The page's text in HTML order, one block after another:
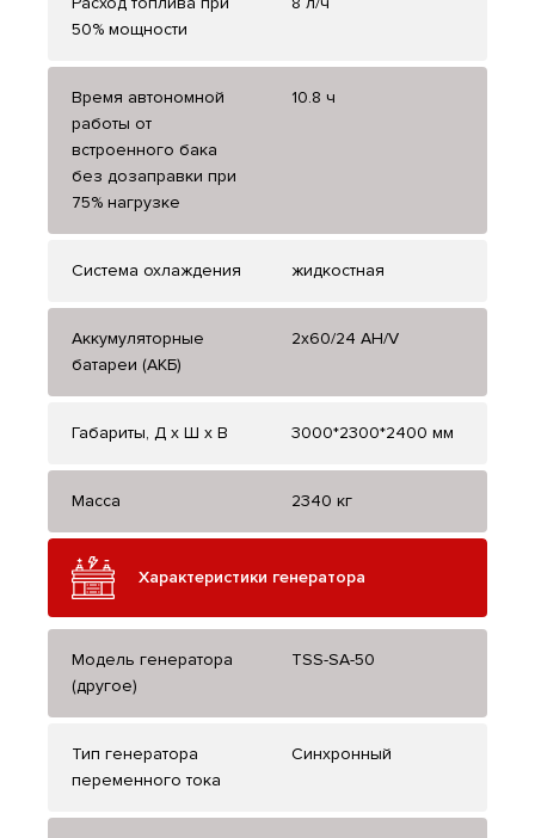
50% мощности
Время автономной
работы от
встроенного бака
без дозаправки при
75% нагрузке
10.8 ч
Система охлаждения жидкостная
Аккумуляторные
батареи (АКБ)
2х60/24 AH/V
Габариты, Д x Ш x В 3000*2300*2400 мм
Масса 2340 кг
Характеристики генератора
Модель генератора
(другое)
TSS-SA-50
Тип генератора
переменного тока
Синхронный